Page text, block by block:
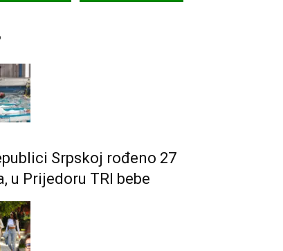
Srpskoj rođeno 27
u Prijedoru TRI bebe